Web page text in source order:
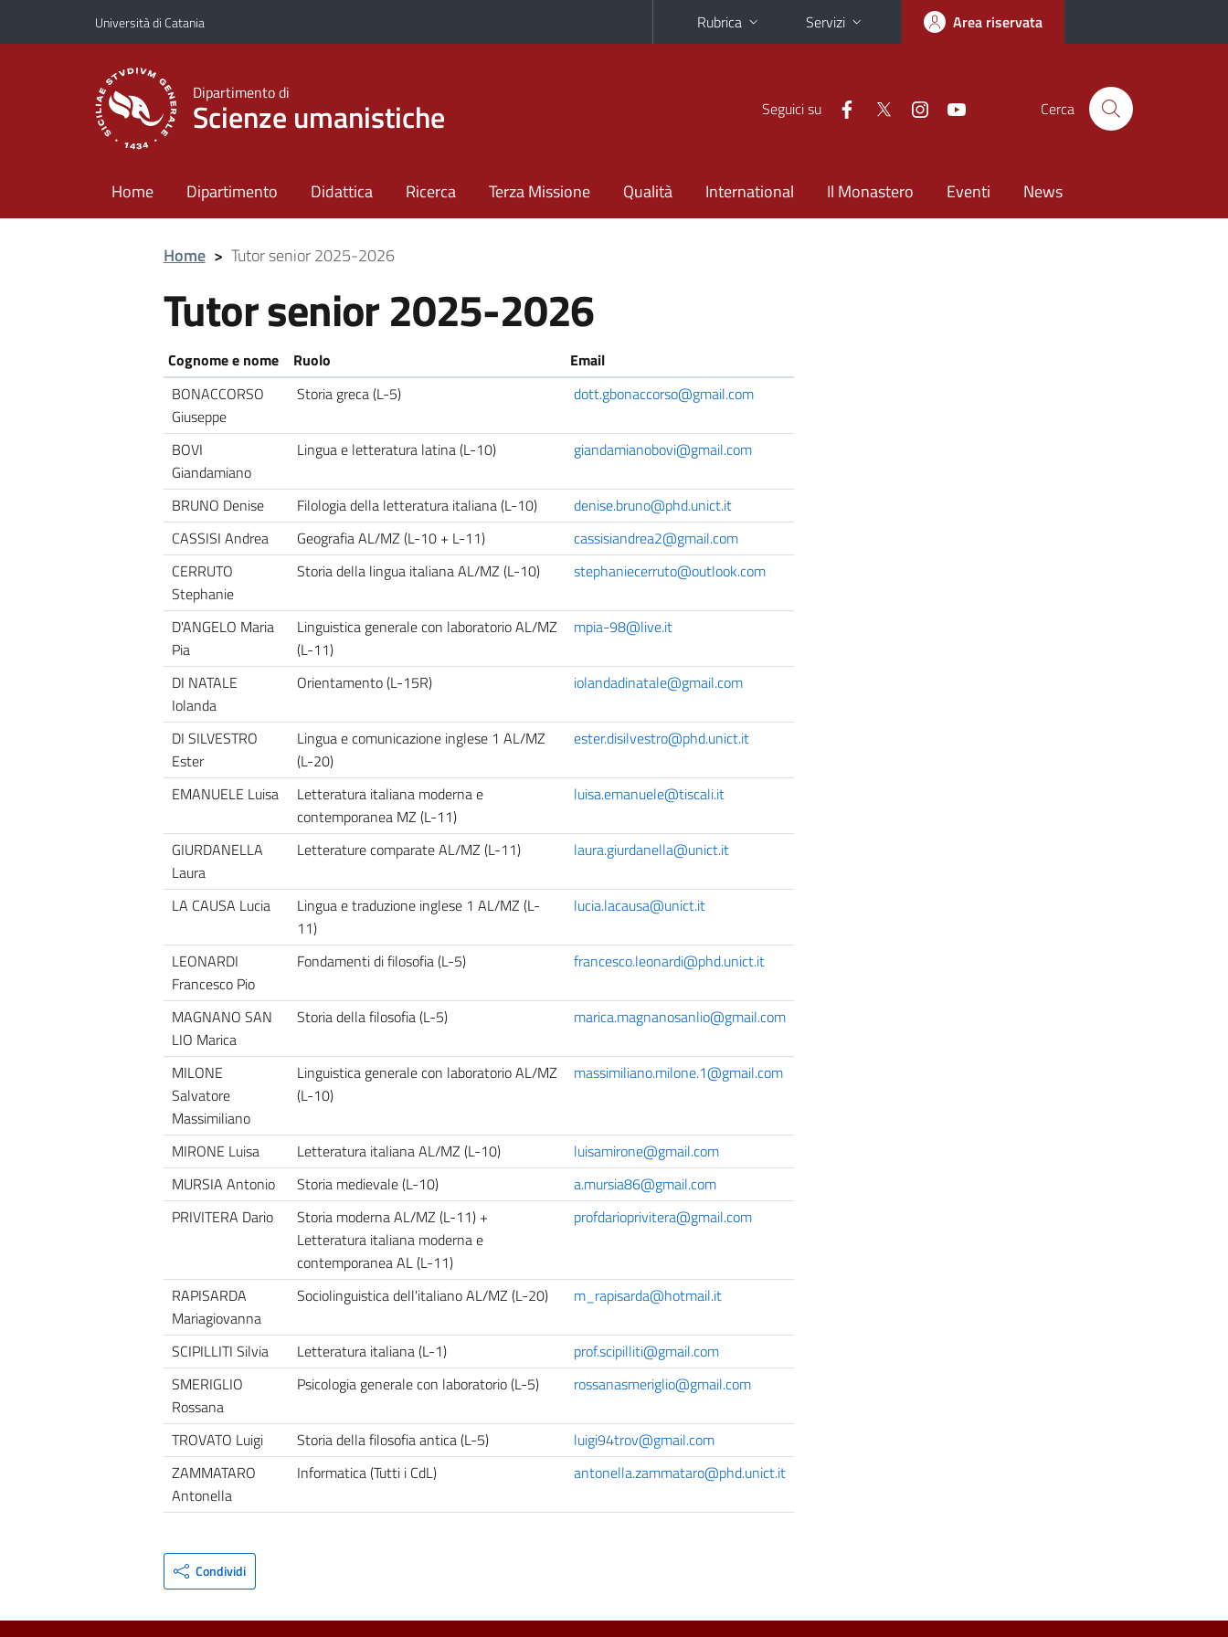
Vai al contenuto principale
Vai al menu di navigazione
Università di Catania Rubrica Servizi Area riservata
Dipartimento di
Scienze umanistiche Seguici su Cerca
Home Dipartimento Didattica Ricerca Terza Missione Qualità International Il Monastero Eventi News
Home > Tutor senior 2025-2026
Tutor senior 2025-2026
Cognome e nome Ruolo
Email
BONACCORSO
Giuseppe
Storia greca (L-5) dott.gbonaccorso@gmail.com
BOVI
Giandamiano
Lingua e letteratura latina (L-10) giandamianobovi@gmail.com
BRUNO Denise Filologia della letteratura italiana (L-10)
denise.bruno@phd.unict.it
CASSISI Andrea
Geografia AL/MZ (L-10 + L-11)
cassisiandrea2@gmail.com
CERRUTO
Stephanie
Storia della lingua italiana AL/MZ (L-10) stephaniecerruto@outlook.com
D'ANGELO Maria
Pia
Linguistica generale con laboratorio AL/MZ
(L-11)
mpia-98@live.it
DI NATALE
Iolanda
Orientamento (L-15R) iolandadinatale@gmail.com
DI SILVESTRO
Ester
Lingua e comunicazione inglese 1 AL/MZ
(L-20)
ester.disilvestro@phd.unict.it
EMANUELE Luisa
Letteratura italiana moderna e
contemporanea MZ (L-11)
luisa.emanuele@tiscali.it
GIURDANELLA
Laura
Letterature comparate AL/MZ (L-11) laura.giurdanella@unict.it
LA CAUSA Lucia
Lingua e traduzione inglese 1 AL/MZ (L-
11)
lucia.lacausa@unict.it
LEONARDI
Francesco Pio
Fondamenti di filosofia (L-5) francesco.leonardi@phd.unict.it
MAGNANO SAN
LIO Marica
Storia della filosofia (L-5) marica.magnanosanlio@gmail.com
MILONE
Salvatore
Massimiliano
Linguistica generale con laboratorio AL/MZ
(L-10)
massimiliano.milone.1@gmail.com
MIRONE Luisa Letteratura italiana AL/MZ (L-10)
luisamirone@gmail.com
MURSIA Antonio
Storia medievale (L-10)
a.mursia86@gmail.com
PRIVITERA Dario
Storia moderna AL/MZ (L-11) +
Letteratura italiana moderna e
contemporanea AL (L-11)
profdarioprivitera@gmail.com
RAPISARDA
Mariagiovanna
Sociolinguistica dell'italiano AL/MZ (L-20) m_rapisarda@hotmail.it
SCIPILLITI Silvia Letteratura italiana (L-1)
prof.scipilliti@gmail.com
SMERIGLIO
Rossana
Psicologia generale con laboratorio (L-5) rossanasmeriglio@gmail.com
TROVATO Luigi Storia della filosofia antica (L-5)
luigi94trov@gmail.com
ZAMMATARO
Antonella
Informatica (Tutti i CdL) antonella.zammataro@phd.unict.it
Condividi